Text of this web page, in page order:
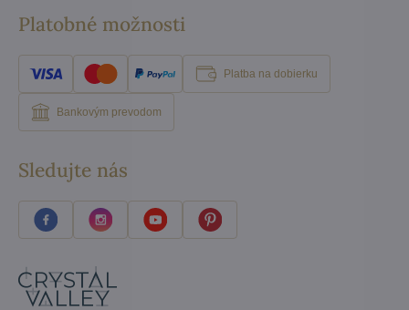
Platobné možnosti
Platba na dobierku
Bankovým prevodom
Sledujte nás